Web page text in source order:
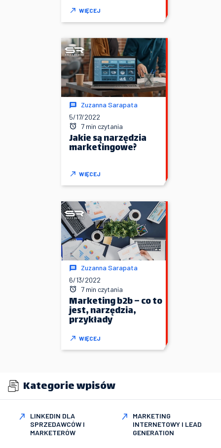
WIĘCEJ
Zuzanna Sarapata
5/17/2022
7 min czytania
Jakie są narzędzia
marketingowe?
WIĘCEJ
Zuzanna Sarapata
6/13/2022
7 min czytania
Marketing b2b – co to
jest, narzędzia,
przykłady
WIĘCEJ
Kategorie wpisów
LINKEDIN DLA
SPRZEDAWCÓW I
MARKETERÓW
MARKETING
INTERNETOWY I LEAD
GENERATION